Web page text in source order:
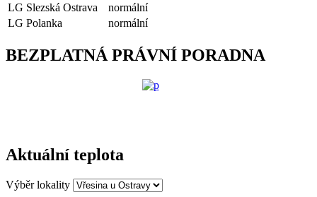
LG Slezská Ostrava
normální
LG Polanka
normální
BEZPLATNÁ PRÁVNÍ PORADNA
Aktuální teplota
Výběr lokality